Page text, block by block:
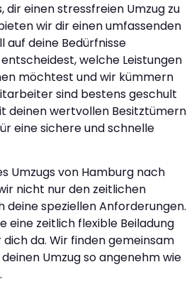
dir einen stressfreien Umzug zu
wir dir einen umfassenden
auf deine Bedürfnisse
welche Leistungen
möchtest und wir kümmern
sind bestens geschult
deinen wertvollen Besitztümern
eine sichere und schnelle
Umzugs von Hamburg nach
nicht nur den zeitlichen
deine speziellen Anforderungen.
eine zeitlich flexible Beiladung
da. Wir finden gemeinsam
Umzug so angenehm wie